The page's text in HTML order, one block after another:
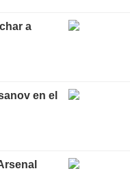
a
en el